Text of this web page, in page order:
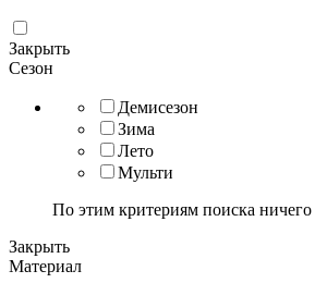
Закрыть
Сезон
Демисезон
Зима
Лето
Мульти
По этим критериям поиска
Закрыть
Материал